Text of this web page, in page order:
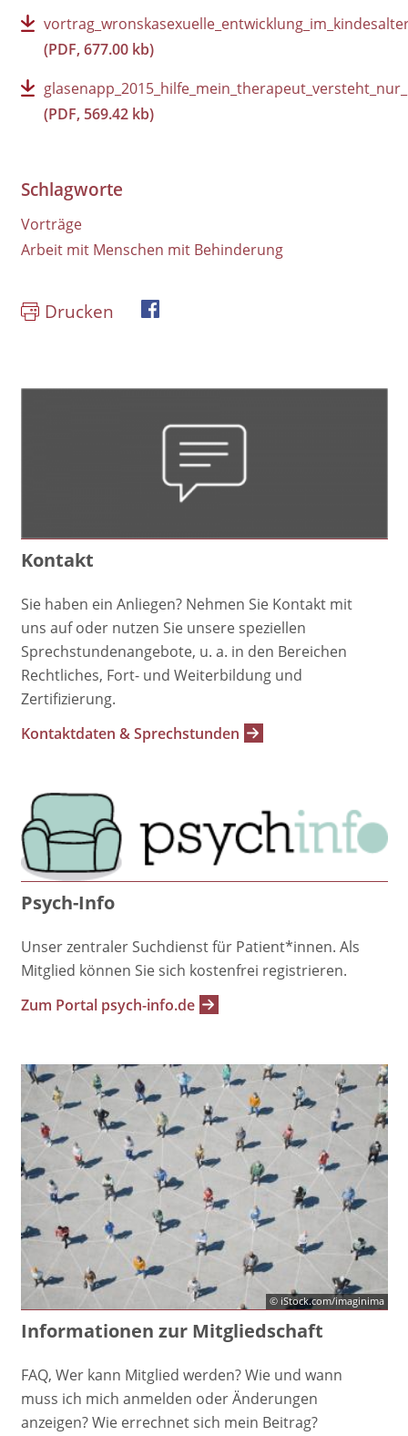
(PDF, 677.00 kb)
(PDF, 569.42 kb)
Schlagworte
Vorträge
Arbeit mit Menschen mit Behinderung
Drucken
Kontakt
Sie haben ein Anliegen? Nehmen Sie Kontakt mit
uns auf oder nutzen Sie unsere speziellen
Sprechstundenangebote, u. a. in den Bereichen
Rechtliches, Fort- und Weiterbildung und
Zertifizierung.
Kontaktdaten & Sprechstunden
Psych-Info
Unser zentraler Suchdienst für Patient*innen. Als
Mitglied können Sie sich kostenfrei registrieren.
Zum Portal psych-info.de
© iStock.com/imaginima
Informationen zur Mitgliedschaft
FAQ, Wer kann Mitglied werden? Wie und wann
muss ich mich anmelden oder Änderungen
anzeigen? Wie errechnet sich mein Beitrag?